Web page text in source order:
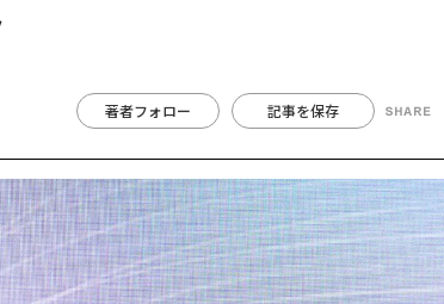
著者フォロー 記事を保存